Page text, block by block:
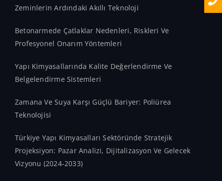
Zeminlerin Ardındaki Akıllı Teknoloji
Betonarmede Çatlaklar Nedenleri, Riskleri Ve
Profesyonel Onarım Yöntemleri
Yapı Kimyasallarında Kalite Değerlendirme Ve
Belgelendirme Sistemleri
Zamana Ve Suya Karşı Güçlü Bariyer: Poliürea
Teknolojisi
Türkiye Yapı Kimyasalları Sektöründe Stratejik
Projeksiyon: Pazar Analizi, Dijitalizasyon Ve Gelecek
Vizyonu (2024-2033)